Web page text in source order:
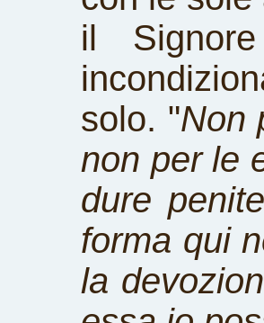
il
solo. "Non
non per le
dure
forma qui
la